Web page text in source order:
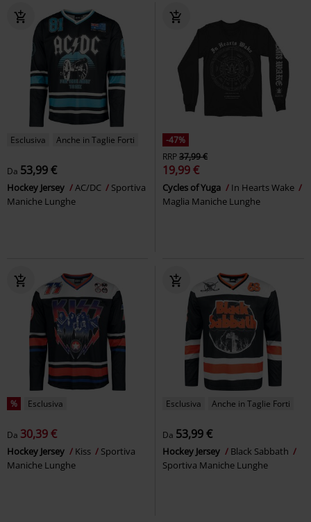
Esclusiva Anche in Taglie Forti
Da 53,99 €
Hockey Jersey AC/DC
Sportiva
Maniche Lunghe
-47%
RRP37,99 €
19,99 €
Cycles of Yuga
In Hearts Wake
Maglia Maniche Lunghe
% Esclusiva
Da 30,39 €
Hockey Jersey Kiss
Sportiva
Maniche Lunghe
Esclusiva Anche in Taglie Forti
Da 53,99 €
Hockey Jersey
Black Sabbath
Sportiva Maniche Lunghe